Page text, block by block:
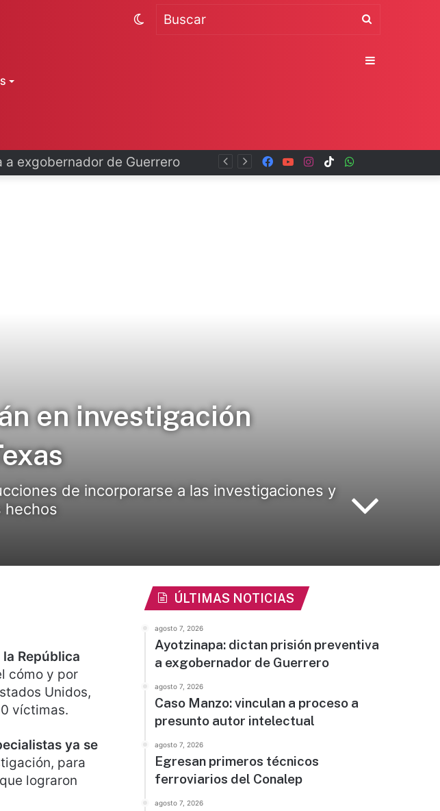
exgobernador de Guerrero TikTok
Instagram
YouTube
Facebook
Buscar
Switch
Sidebar
en investigación
de incorporarse a las investigaciones y
hechos
República
cómo y por
Unidos,
víctimas.
ya se
para
lograron
ÚLTIMAS NOTICIAS
agosto 7, 2026
Ayotzinapa: dictan prisión preventiva
a exgobernador de Guerrero
agosto 7, 2026
Caso Manzo: vinculan a proceso a
presunto autor intelectual
agosto 7, 2026
Egresan primeros técnicos
ferroviarios del Conalep
agosto 7, 2026